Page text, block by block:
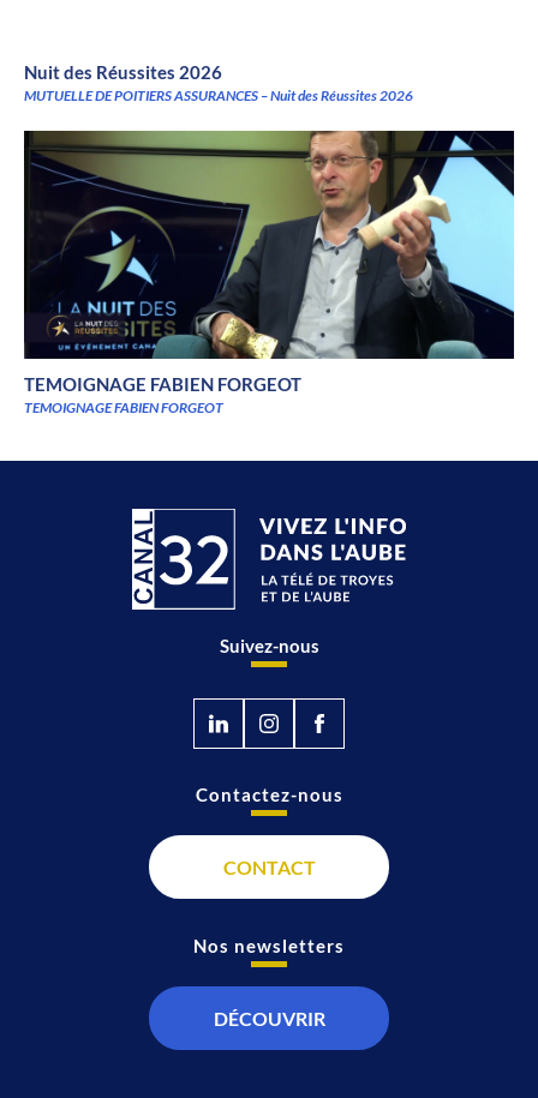
Nuit des Réussites 2026
MUTUELLE DE POITIERS ASSURANCES – Nuit des Réussites 2026
TEMOIGNAGE FABIEN FORGEOT
TEMOIGNAGE FABIEN FORGEOT
Suivez-nous
Contactez-nous
CONTACT
Nos newsletters
DÉCOUVRIR